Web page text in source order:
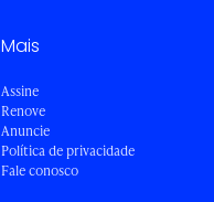
Mais
Assine
Renove
Anuncie
Política de privacidade
Fale conosco